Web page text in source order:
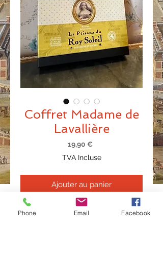
Coffret Madame de
Lavallière
19,90 €Prix
TVA Incluse
Ajouter au panier
Contient 12 infusettes individuelles et
Phone Email Facebook